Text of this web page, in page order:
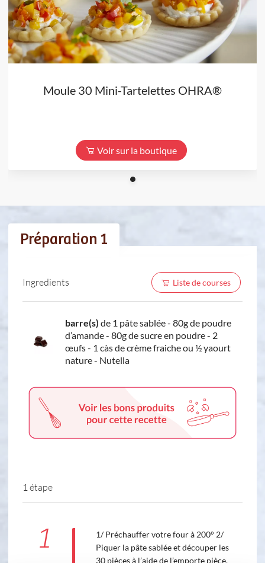
Moule 30 Mini-Tartelettes OHRA®
Voir sur la boutique
Préparation 1
Ingredients Liste de courses
barre(s) de 1 pâte sablée - 80g de poudre
d’amande - 80g de sucre en poudre - 2
œufs - 1 càs de crème fraiche ou ½ yaourt
nature - Nutella
1 étape
1
1/ Préchauffer votre four à 200° 2/
Piquer la pâte sablée et découper les
30 pièces à l’aide de l’emporte pièce,